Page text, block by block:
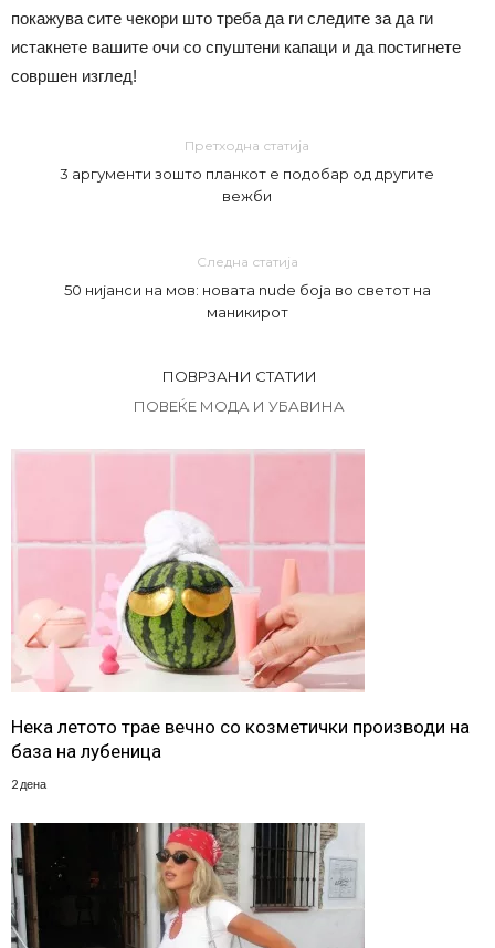
покажува сите чекори што треба да ги следите за да ги
истакнете вашите очи со спуштени капаци и да постигнете
совршен изглед!
Претходна статија
3 аргументи зошто планкот е подобар од другите
вежби
Следна статија
50 нијанси на мов: новата nude боја во светот на
маникирот
ПОВРЗАНИ СТАТИИ
ПОВЕЌЕ МОДА И УБАВИНА
Нека летото трае вечно со козметички производи на
база на лубеница
2 дена